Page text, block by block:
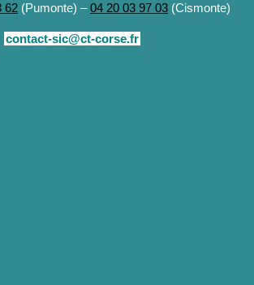
62 (Pumonte) –04 20 03 97 03 (Cismonte)
contact-sic@ct-corse.fr